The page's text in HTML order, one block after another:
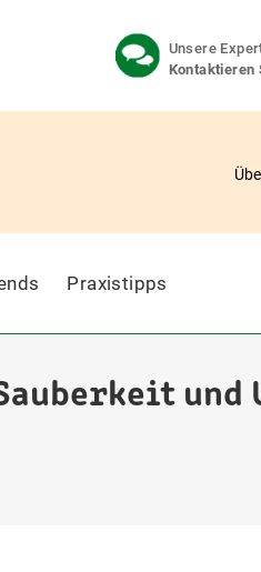
Unsere
Kontaktieren
Praxistipps
und